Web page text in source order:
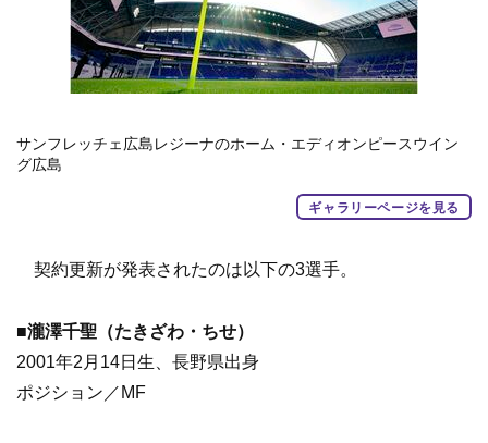
サンフレッチェ広島レジーナのホーム・エディオンピースウイン
グ広島
ギャラリーページを見る
契約更新が発表されたのは以下の3選手。
■瀧澤千聖（たきざわ・ちせ）
2001年2月14日生、長野県出身
ポジション／MF